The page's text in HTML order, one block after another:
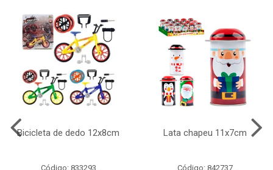
Bicicleta de dedo 12x8cm
Código: 833293
Lata chapeu 11x7cm
Código: 842737